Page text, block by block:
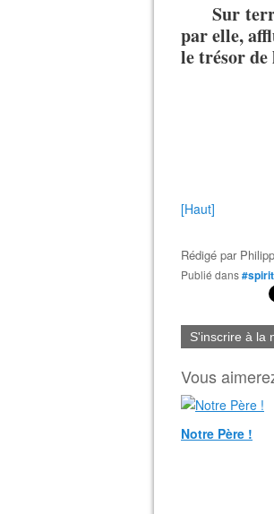
Sur
par elle,
le trésor
[Haut]
Rédigé par
Publié dans
S'inscrire à la
Vous
Notre Père !